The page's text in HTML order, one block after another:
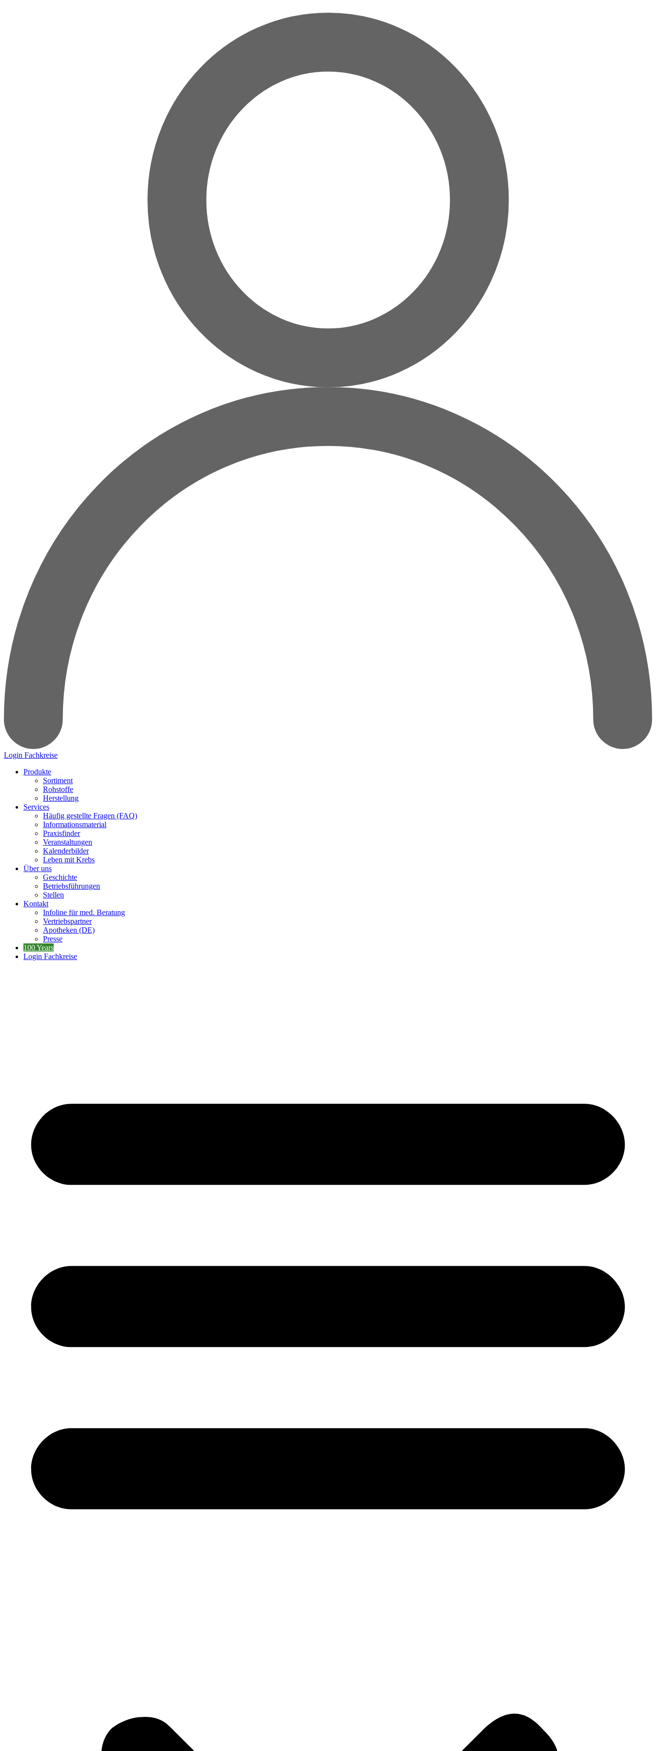
Login Fachkreise
Produkte
Sortiment
Rohstoffe
Herstellung
Services
Häufig gestellte Fragen (FAQ)
Informationsmaterial
Praxisfinder
Veranstaltungen
Kalenderbilder
Leben mit Krebs
Über uns
Geschichte
Betriebsführungen
Stellen
Kontakt
Infoline für med. Beratung
Vertriebspartner
Apotheken (DE)
Presse
100 Years
Login Fachkreise